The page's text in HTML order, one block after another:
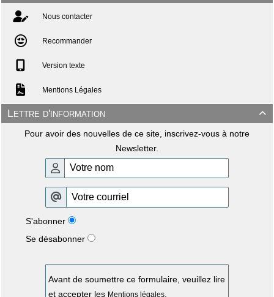
Nous contacter
Recommander
Version texte
Mentions Légales

Lettre d'information
Pour avoir des nouvelles de ce site, inscrivez-vous à notre
Newsletter.
S'abonner
Se désabonner
Avant de soumettre ce formulaire, veuillez lire
et accepter les Mentions légales